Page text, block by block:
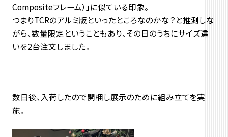
Compositeフレーム）」に似ている印象。
つまりTCRのアルミ版といったところなのかな？と推測しな
がら、数量限定ということもあり、その日のうちにサイズ違
いを2台注文しました。
数日後、入荷したので開梱し展示のために組み立てを実
施。